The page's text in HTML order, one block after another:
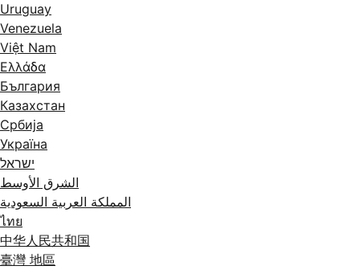
Uruguay
Venezuela
Việt Nam
Ελλάδα
България
Казахстан
Србија
Україна
ישראל
الشرق الأوسط
المملكة العربية السعودية
ไทย
中华人民共和国
臺灣 地區